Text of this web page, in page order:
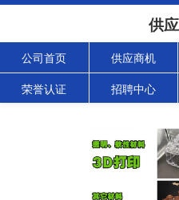
供
公司首页 供应商机
荣誉认证 招聘中心